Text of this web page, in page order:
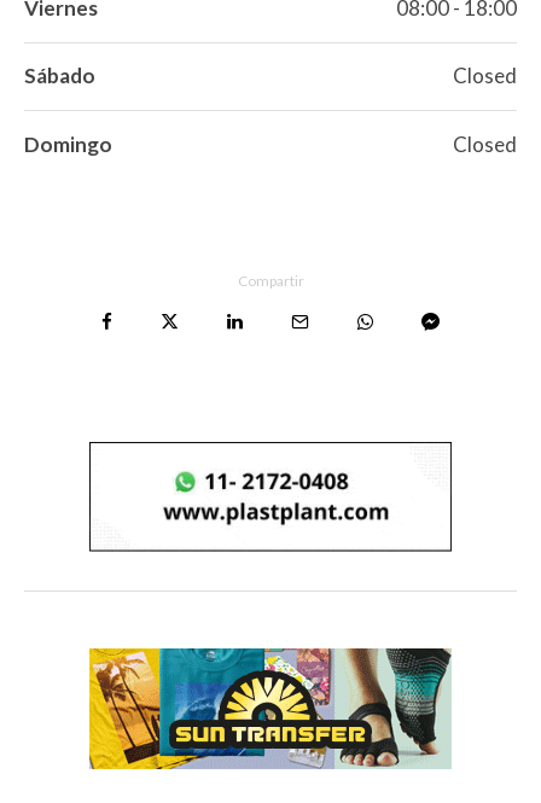
Viernes 08:00 - 18:00
Sábado Closed
Domingo Closed
Compartir